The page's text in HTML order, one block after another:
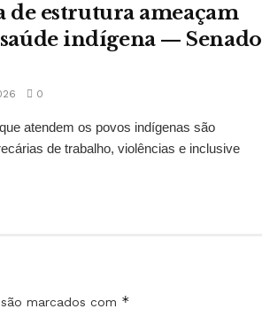
de estrutura ameaçam
indígena — Senado
0
atendem os povos indígenas são
de trabalho, violências e inclusive
marcados com *